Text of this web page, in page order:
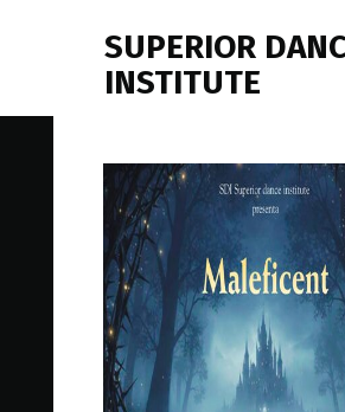
SUPERIOR
INSTITUTE